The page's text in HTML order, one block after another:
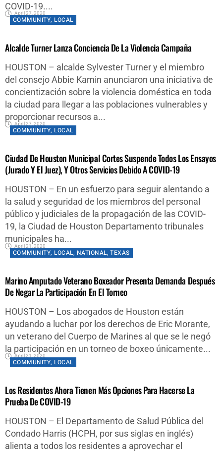
COVID-19....
April 27, 2020
COMMUNITY, LOCAL
Alcalde Turner Lanza Conciencia De La Violencia Campaña
HOUSTON – alcalde Sylvester Turner y el miembro
del consejo Abbie Kamin anunciaron una iniciativa de
concientización sobre la violencia doméstica en toda
la ciudad para llegar a las poblaciones vulnerables y
proporcionar recursos a...
April 27, 2020
COMMUNITY, LOCAL
Ciudad De Houston Municipal Cortes Suspende Todos Los Ensayos
(jurado Y El Juez), Y Otros Servicios Debido A COVID-19
HOUSTON – En un esfuerzo para seguir alentando a
la salud y seguridad de los miembros del personal
público y judiciales de la propagación de las COVID-
19, la Ciudad de Houston Departamento tribunales
municipales ha...
April 21, 2020
COMMUNITY, LOCAL, NATIONAL,TEXAS
Marino Amputado Veterano Boxeador Presenta Demanda Después
De Negar La Participación En El Torneo
HOUSTON – Los abogados de Houston están
ayudando a luchar por los derechos de Eric Morante,
un veterano del Cuerpo de Marines al que se le negó
la participación en un torneo de boxeo únicamente...
April 21, 2020
COMMUNITY, LOCAL
Los Residentes Ahora Tienen Más Opciones Para Hacerse La
Prueba De COVID-19
HOUSTON – El Departamento de Salud Pública del
Condado Harris (HCPH, por sus siglas en inglés)
alienta a todos los residentes a aprovechar el